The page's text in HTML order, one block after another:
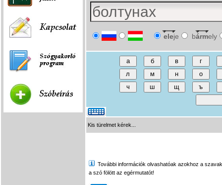
eleje bármely
Kis türelmet kérek...
További információk olvashatóak azokhoz a
a szó fölött az egérmutatót!